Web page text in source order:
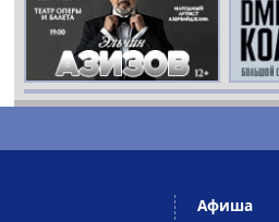
Афиша